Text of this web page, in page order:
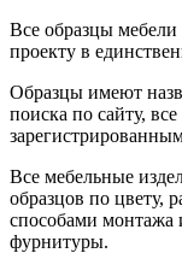
Все образцы
проекту в
Образцы имеют
поиска по сайту,
Все мебельные
образцов по цвету,
способами монтажа
фурнитуры.